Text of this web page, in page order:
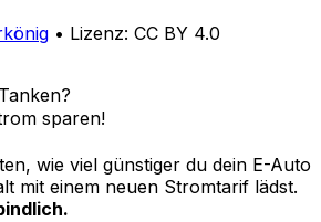
• Lizenz: CC BY 4.0
sparen!
wie viel günstiger du dein E-Auto
mit einem neuen Stromtarif lädst.